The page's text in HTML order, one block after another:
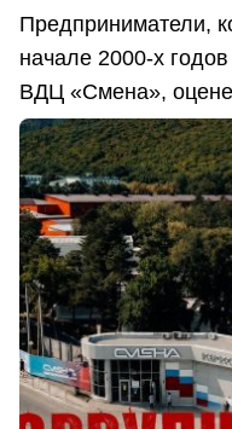
Предприниматели,
начале 2000-х
ВДЦ «Смена»,